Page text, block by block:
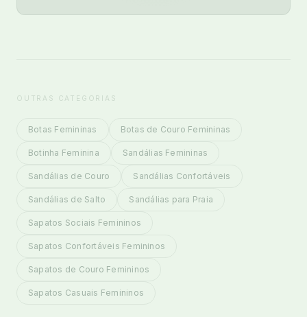
OUTRAS CATEGORIAS
Botas Femininas Botas de Couro Femininas
Botinha Feminina Sandálias Femininas
Sandálias de Couro Sandálias Confortáveis
Sandálias de Salto Sandálias para Praia
Sapatos Sociais Femininos
Sapatos Confortáveis Femininos
Sapatos de Couro Femininos
Sapatos Casuais Femininos